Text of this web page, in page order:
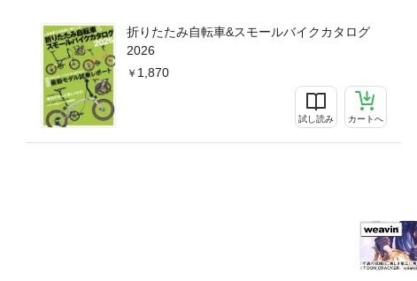
折りたたみ自転車&スモールバイクカタログ
2026
1,870
試し読み カートへ